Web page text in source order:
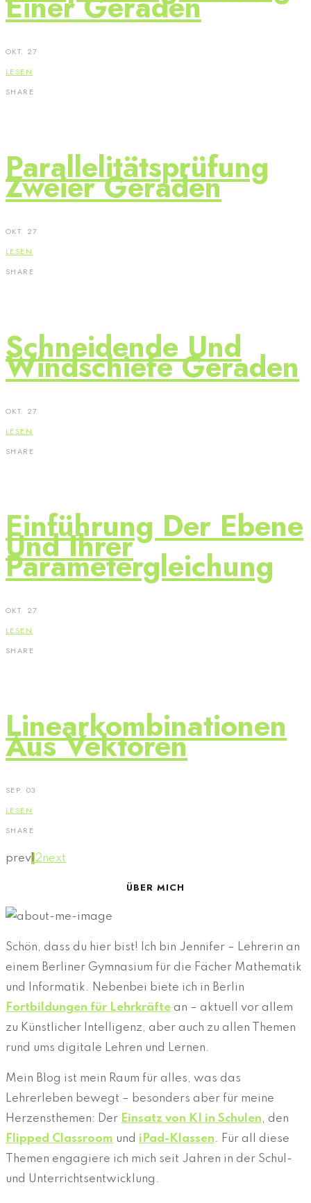
OKT. 27
LESEN
SHARE
Parallelitätsprüfung
Zweier Geraden
OKT. 27
LESEN
SHARE
Schneidende Und
Windschiefe Geraden
OKT. 27
LESEN
SHARE
Einführung Der Ebene
Und Ihrer
Parametergleichung
OKT. 27
LESEN
SHARE
Linearkombinationen
Aus Vektoren
SEP. 03
LESEN
SHARE
prev 2next
ÜBER MICH
Schön, dass du hier bist! Ich bin Jennifer – Lehrerin an
einem Berliner Gymnasium für die Fächer Mathematik
und Informatik. Nebenbei biete ich in Berlin
Fortbildungen für Lehrkräfte an – aktuell vor allem
zu Künstlicher Intelligenz, aber auch zu allen Themen
rund ums digitale Lehren und Lernen.
Mein Blog ist mein Raum für alles, was das
Lehrerleben bewegt – besonders aber für meine
Herzensthemen: Der Einsatz von KI in Schulen, den
Flipped Classroom und iPad-Klassen. Für all diese
Themen engagiere ich mich seit Jahren in der Schul-
und Unterrichtsentwicklung.